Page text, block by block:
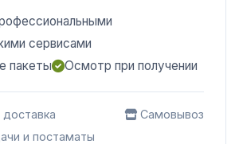
сервисами
пакеты
Осмотр при получении
Самовывоз
и постаматы